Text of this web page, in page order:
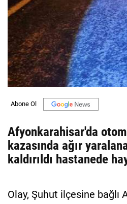
Afyonkarahisar'da
kazasında ağır
kaldırıldı hastanede
Olay, Şuhut ilçesine bağlı